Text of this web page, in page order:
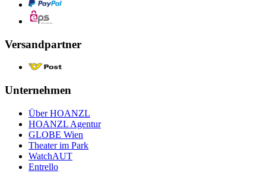
Versandpartner
Unternehmen
Über HOANZL
HOANZL Agentur
GLOBE Wien
Theater im Park
WatchAUT
Entrello